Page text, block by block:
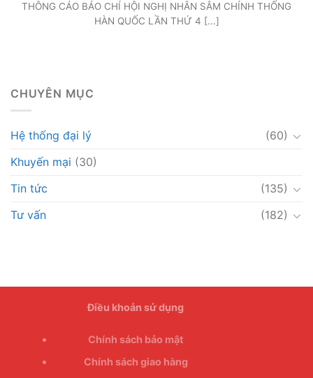
THÔNG CÁO BÁO CHÍ HỘI NGHỊ NHÂN SÂM CHÍNH THỐNG
HÀN QUỐC LẦN THỨ 4 [...]
CHUYÊN MỤC
Hệ thống đại lý
(60)
Khuyến mại (30)
Tin tức
(135)
Tư vấn
(182)
Điều khoản sử dụng
Chính sách bảo mật
Chính sách giao hàng